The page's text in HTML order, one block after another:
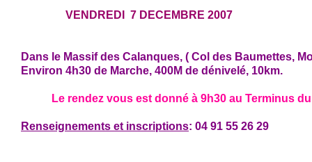
VENDREDI 7 DECEMBRE 2007
Dans le Massif des Calanques, ( Col des Baumettes,
Environ 4h30 de Marche, 400M de dénivelé, 10km.
Le rendez vous est donné à 9h30 au Terminus
Renseignements et inscriptions: 04 91 55 26 29